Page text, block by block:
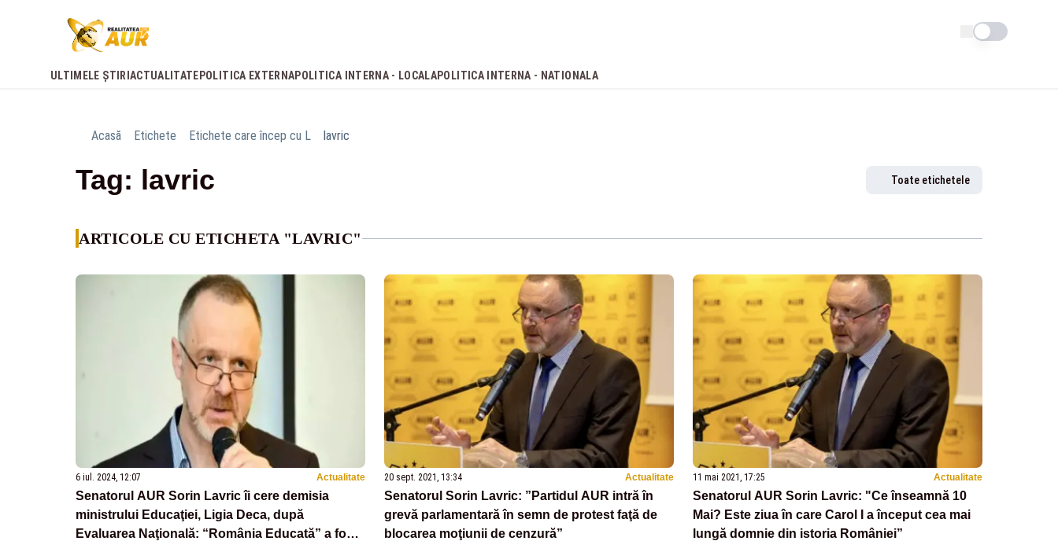
Schimba tema
ULTIMELE ȘTIRI ACTUALITATE POLITICA EXTERNAPOLITICA INTERNA - LOCALAPOLITICA INTERNA - NATIONALA
Acasă Etichete Etichete care încep cu L lavric
Tag: lavric Toate etichetele
ARTICOLE CU ETICHETA "LAVRIC"
6 iul. 2024, 12:07 Actualitate
Senatorul AUR Sorin Lavric îi cere demisia
ministrului Educaţiei, Ligia Deca, după
Evaluarea Naţională: “România Educată” a fost
20 sept. 2021, 13:34 Actualitate
Senatorul Sorin Lavric: ”Partidul AUR intră în
grevă parlamentară în semn de protest faţă de
blocarea moţiunii de cenzură”
11 mai 2021, 17:25 Actualitate
Senatorul AUR Sorin Lavric: "Ce înseamnă 10
Mai? Este ziua în care Carol I a început cea mai
lungă domnie din istoria României”